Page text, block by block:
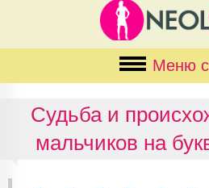
Меню
Судьба и
мальчиков на